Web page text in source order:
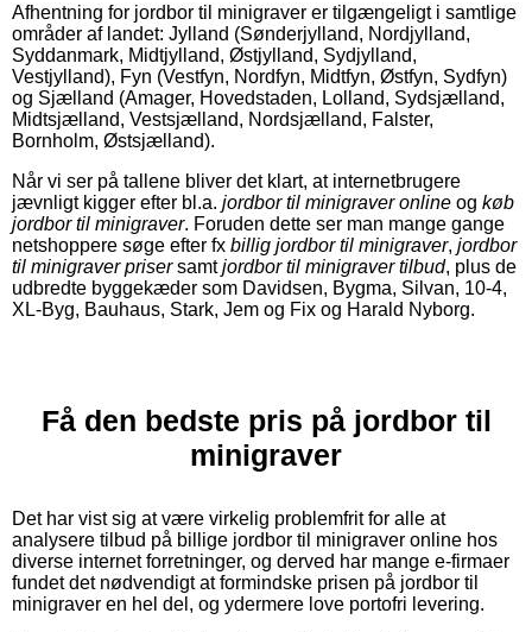
Afhentning for jordbor til minigraver er tilgængeligt i samtlige
områder af landet: Jylland (Sønderjylland, Nordjylland,
Syddanmark, Midtjylland, Østjylland, Sydjylland,
Vestjylland), Fyn (Vestfyn, Nordfyn, Midtfyn, Østfyn, Sydfyn)
og Sjælland (Amager, Hovedstaden, Lolland, Sydsjælland,
Midtsjælland, Vestsjælland, Nordsjælland, Falster,
Bornholm, Østsjælland).
Når vi ser på tallene bliver det klart, at internetbrugere
jævnligt kigger efter bl.a. jordbor til minigraver online og køb
jordbor til minigraver. Foruden dette ser man mange gange
netshoppere søge efter fx billig jordbor til minigraver, jordbor
til minigraver prisersamtjordbor til minigraver tilbud, plus de
udbredte byggekæder som Davidsen, Bygma, Silvan, 10-4,
XL-Byg, Bauhaus, Stark, Jem og Fix og Harald Nyborg.
Få den bedste pris på jordbor til
minigraver
Det har vist sig at være virkelig problemfrit for alle at
analysere tilbud på billige jordbor til minigraver online hos
diverse internet forretninger, og derved har mange e-firmaer
fundet det nødvendigt at formindske prisen på jordbor til
minigraver en hel del, og ydermere love portofri levering.